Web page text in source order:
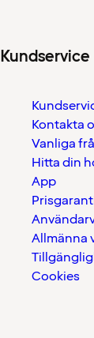
Kundservice
Kontakta
Vanliga
Hitta din
App
Allmänna
Cookies